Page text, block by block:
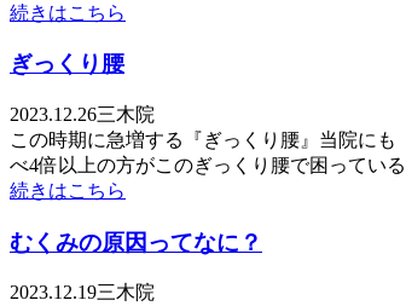
続きはこちら
ぎっくり腰
2023.12.26三木院
この時期に急増する『ぎっくり腰』当院に
べ4倍以上の方がこのぎっくり腰で困ってい
続きはこちら
むくみの原因ってなに？
2023.12.19三木院